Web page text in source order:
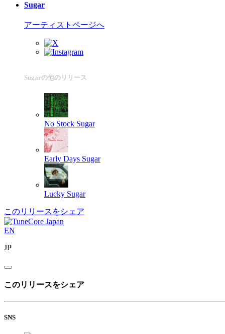
Sugar
アーティストページへ
Sugarの他のリリース
No Stock Sugar
Early Days Sugar
Lucky Sugar
このリリースをシェア
EN
JP
このリリースをシェア
SNS